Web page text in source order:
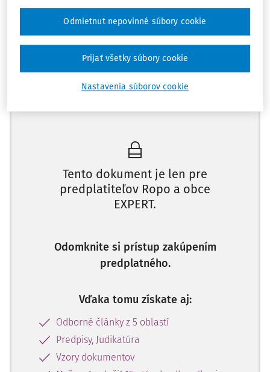
Európskym parlamentom a Radou Európskej Únie.
čítaní na účely prijatia Smernice Európskeho parlamentu
a Rady, ktorou sa mení smernica2008/98/ES
Legislatívnym uznesením Európskeho parlamentu z 9.
prijatia smernice Európskeho Parlamentu a Rady, ktorou
proces ukončený, ktorý začal 5. júla 2023.
Pričom Európsky parlament:
so zreteľom na pozíciu Rady v prvom čítaní
(06978/2/2025 - C10-0139/2025),
a sociálneho výboru z 25. októbra 2023,
so zreteľom na svoju pozíciu v prvom čítaní k návrhu
Komisie pre Európsky parlament a Radu
so zreteľom na článok 294 ods. 7 Zmluvy o fungovaní
so zreteľom na predbežnú dohodu schválenú
gestorským výborom podľa článku 75 ods. 4
rokovacieho poriadku,
Tento dokument je len pre
predplatiteľov Ropo a obce
EXPERT.
Odomknite si prístup zakúpením
predplatného.
Vďaka tomu získate aj:
Odborné články z 5 oblastí
Predpisy, Judikatúra
Vzory dokumentov
Nastavenia súborov cookie
Odmietnut nepovinné súbory cookie
Prijať všetky súbory cookie